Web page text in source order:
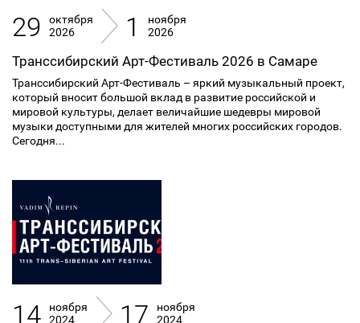
29
октября
2026
1
ноября
2026
Транссибирский Арт-Фестиваль 2026 в Самаре
Транссибирский Арт-Фестиваль – яркий музыкальный проект,
который вносит большой вклад в развитие российской и
мировой культуры, делает величайшие шедевры мировой
музыки доступными для жителей многих российских городов.
Сегодня...
14
ноября
2024
17
ноября
2024